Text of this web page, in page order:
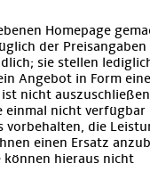
Homepage
der Preisangaben
sie stellen
Angebot in Form
nicht
einmal nicht verfügbar
vorbehalten, die
einen Ersatz
können hieraus nicht